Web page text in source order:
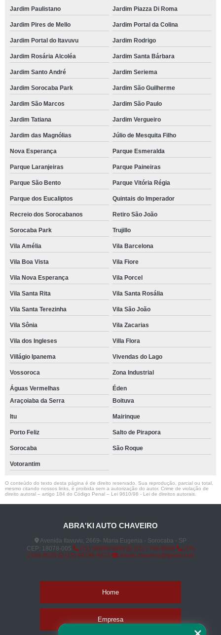
Jardim Paulistano Jardim Piazza Di Roma
Jardim Pires de Mello Jardim Portal da Colina
Jardim Portal do Itavuvu Jardim Rodrigo
Jardim Rosária Alcoléa Jardim Santa Bárbara
Jardim Santo André Jardim Seriema
Jardim Sorocaba Park Jardim São Guilherme
Jardim São Marcos Jardim São Paulo
Jardim Tatiana Jardim Vergueiro
Jardim das Magnólias Júlio de Mesquita Filho
Nova Esperança Parque Esmeralda
Parque Laranjeiras Parque Paineiras
Parque São Bento Parque Vitória Régia
Parque dos Eucaliptos Quintais do Imperador
Recreio dos Sorocabanos Retiro São João
Sorocaba Park Trujillo
Vila Amélia Vila Barcelona
Vila Boa Vista Vila Fiore
Vila Nova Esperança Vila Porcel
Vila Santa Rita Vila Santa Rosália
Vila Santa Terezinha Vila São João
Vila Sônia Vila Zacarias
Vila dos Ingleses Villa Flora
Villágio Ipanema Vivendas do Lago
Vossoroca Zona Industrial
Águas Vermelhas
Éden
Araçoiaba da Serra
Boituva
Itu Mairinque
Porto Feliz Salto de Pirapora
Sorocaba São Roque
Votorantim
O conteúdo do texto desta página é de direito reservado. Sua reprodução, parcial ou total,
mesmo citando nossos links, é proibida sem a autorização do autor. Crime de violação de
direito autoral – artigo 184 do Código Penal – Lei 9610/98 - Lei de direitos autorais
ABRA'KI AUTO CHAVEIRO
Avenida Itavuvu, 2669- Maria Eugenia - Sorocaba - SP
CEP: 18078-005
(11) 99999-9999 (11) 7788-8888
(15)
2104-8520
(15) 99796-9373 abraki.chaveiro@gmail.com
Home
Empresa